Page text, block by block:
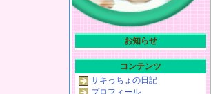
お知らせ
コンテンツ
サキっちょの日記
プロフィール